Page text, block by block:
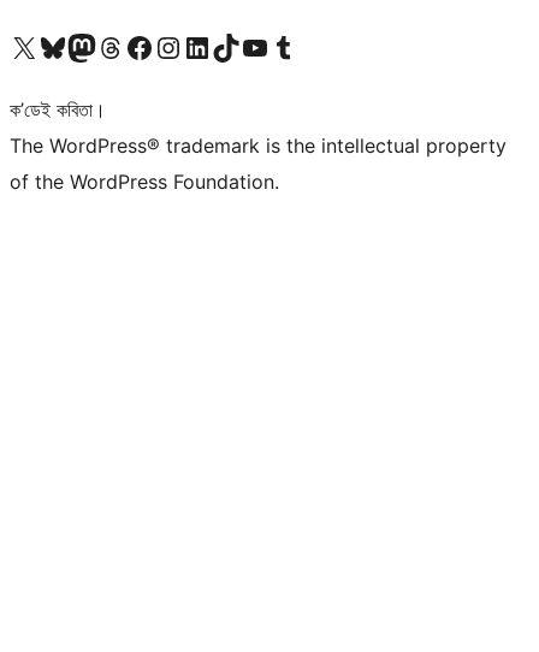
আমাৰ X (আগৰ Twitter) একাউণ্টলৈ যাওকআমাৰ Bluesky একাউণ্টলৈ যাওকআমাৰ Mastodon একাউণ্টলৈ যাওকআমাৰ Threads একাউণ্টলৈ যাওকআমাৰ Facebook পৃষ্ঠালৈ যাওকআমাৰ Instagram একাউণ্টলৈ যাওকআমাৰ LinkedIn একাউণ্টলৈ যাওকআমাৰ TikTok একাউণ্টলৈ যাওকআমাৰ YouTube চেনেললৈ যাওকআমাৰ Tumblr একাউণ্টলৈ যাওক
ক’ডেই কবিতা।
The WordPress® trademark is the intellectual property
of the WordPress Foundation.